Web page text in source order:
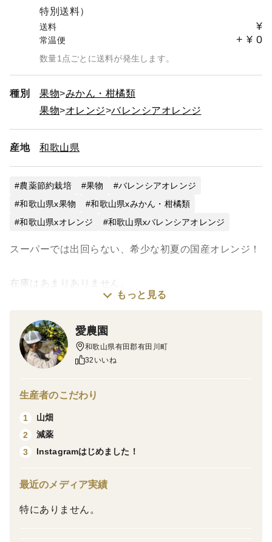
特別送料）
送料 ¥
常温便 + ¥ 0
数量1点ごとに送料が発生します。
種別 果物
みかん・柑橘類
果物
オレンジ バレンシアオレンジ
産地 和歌山県
農薬節約栽培 果物
バレンシアオレンジ
和歌山県x果物
和歌山県xみかん・柑橘類
和歌山県xオレンジ
和歌山県xバレンシアオレンジ
スーパーでは出回らない、希少な初夏の国産オレンジ！
在庫はあまりありません。
味見、天候の最終確認が取れ次第順次発送を行います。
予めご了承をお願い致します。
2024年海外でもオレンジ不足が発生しております。
張ります。
🍊バレンシアオレンジってどんな味？
・バレンシアオレンジはとても香り高く、真夏に出回る
・果汁がたっぷりでジュースにすると美味しくお召し上
がり頂けます。
もっと見る
愛農園
和歌山県有田郡有田川町
32いいね
生産者のこだわり
1
山畑
2
減薬
3
Instagramはじめました！
最近のメディア実績
特にありません。